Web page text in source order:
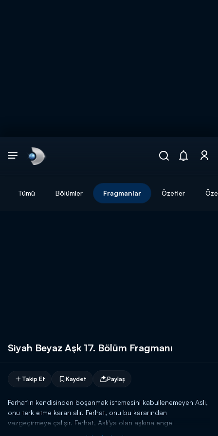
Tümü Bölümler Fragmanlar Özetler
Siyah Beyaz Aşk 17. Bölüm Fragmanı
Takip Et Kaydet Paylaş
Ferhat'ın kendisinden boşanmak istemesini kabullenemeyen Aslı,
onu terk etme kararı alır. Ferhat, onu bu kararından
vazgeçirmeye çalışır. Ferhat, Aslı'ya olan aşkına engel